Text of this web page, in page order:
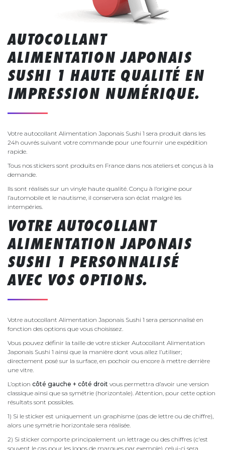
AUTOCOLLANT
ALIMENTATION JAPONAIS
SUSHI 1 HAUTE QUALITÉ EN
IMPRESSION NUMÉRIQUE.
Votre autocollant Alimentation Japonais Sushi 1 sera produit dans les
24h ouvrés suivant votre commande pour une fournir une expédition
rapide.
Tous nos stickers sont produits en France dans nos ateliers et conçus à la
demande.
Ils sont réalisés sur un vinyle haute qualité. Conçu à l’origine pour
l’automobile et le nautisme, il conservera son éclat malgré les
intempéries.
VOTRE AUTOCOLLANT
ALIMENTATION JAPONAIS
SUSHI 1 PERSONNALISÉ
AVEC VOS OPTIONS.
Votre autocollant Alimentation Japonais Sushi 1 sera personnalisé en
fonction des options que vous choisissez.
Vous pouvez définir la taille de votre sticker Autocollant Alimentation
Japonais Sushi 1 ainsi que la manière dont vous allez l’utiliser;
directement posé sur la surface, en pochoir ou encore à mettre derrière
une vitre.
L’option côté gauche + côté droit vous permettra d’avoir une version
classique ainsi que sa symétrie (horizontale). Attention, pour cette option
résultats sont possibles.
1) Si le sticker est uniquement un graphisme (pas de lettre ou de chiffre),
alors une symétrie horizontale sera réalisée.
2) Si sticker comporte principalement un lettrage ou des chiffres (c'est
souvent le cas pour les logos de marques par exemple), celui-ci sera